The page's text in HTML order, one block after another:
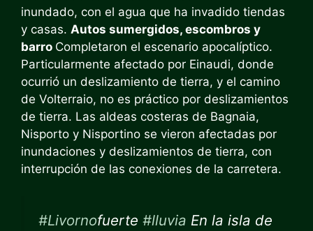
inundado, con el agua que ha invadido tiendas
y casas. Autos sumergidos, escombros y
barro Completaron el escenario apocalíptico.
Particularmente afectado por Einaudi, donde
ocurrió un deslizamiento de tierra, y el camino
de Volterraio, no es práctico por deslizamientos
de tierra. Las aldeas costeras de Bagnaia,
Nisporto y Nisportino se vieron afectadas por
inundaciones y deslizamientos de tierra, con
interrupción de las conexiones de la carretera.
#Livornofuerte #lluvia En la isla de